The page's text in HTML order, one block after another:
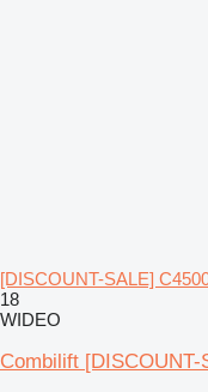
[DISCOUNT-SALE]
18
WIDEO
Combilift